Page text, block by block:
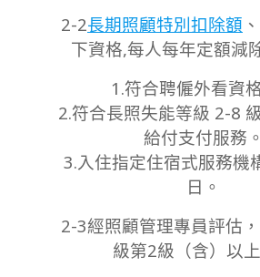
2-2長期照顧特別扣除額
下資格,每人每年定額減
1.符合聘僱外看資
2.符合長照失能等級 2-8
給付支付服務。
3.入住指定住宿式服務機
日。
2-3經照顧管理專員評估
級第2級（含）以